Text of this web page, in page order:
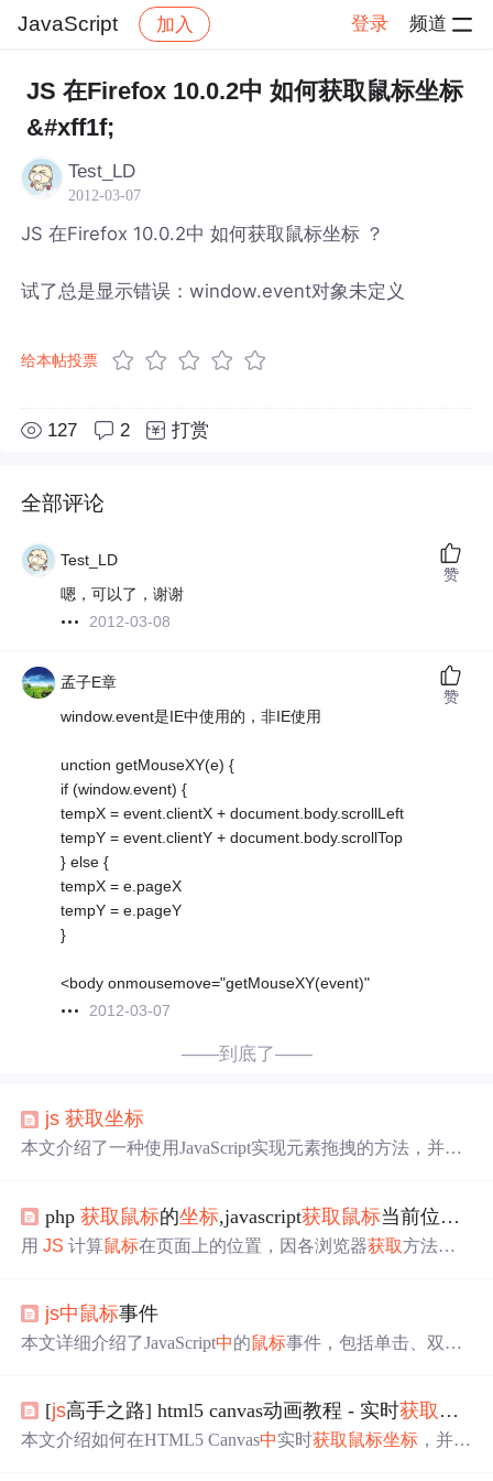
JavaScript 加入 登录 频道
社区 JavaScript 帖子详情
JS 在Firefox 10.0.2中 如何获取鼠标坐标
&#xff1f;
Test_LD
2012-03-07
JS 在Firefox 10.0.2中 如何获取鼠标坐标 ？
试了总是显示错误：window.event对象未定义
给本帖投票
127 2 打赏
全部评论
Test_LD
嗯，可以了，谢谢
2012-03-08
赞
孟子E章
window.event是IE中使用的，非IE使用
unction getMouseXY(e) {
if (window.event) {
tempX = event.clientX + document.body.scrollLeft
tempY = event.clientY + document.body.scrollTop
} else {
tempX = e.pageX
tempY = e.pageY
}
<body onmousemove="getMouseXY(event)"
2012-03-07
赞
——到底了——
js 获取坐标
本文介绍了一种使用JavaScript实现元素拖拽的方法，并详
览器中的正常运行。
php获取 鼠标的坐标,javascript获取 鼠标当前位置（兼容IE和
用JS 计算鼠标在页面上的位置，因各浏览器获取方法不
介绍了一种通用的
js中 鼠标事件
本文详细介绍了JavaScript中的鼠标事件，包括单击、双
态检查、鼠标按钮、坐标定位和鼠标位移等属性的使用。
还涉及到了鼠标滚轮事件的处理，区分了Firefox与其他浏
[js高手之路] html5 canvas动画教程 - 实时获取 鼠标
本文介绍如何在HTML5 Canvas中实时获取鼠标坐标 ，并通